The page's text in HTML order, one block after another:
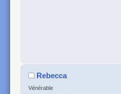
Rebecca
Vénérable